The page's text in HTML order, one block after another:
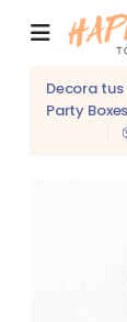
Decora
Party